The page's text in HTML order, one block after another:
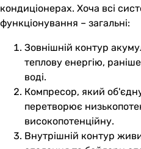
кондиціонерах. Хоча всі
функціонування – загальні:
Зовнішній контур
теплову енергію,
воді.
Компресор, який
перетворює
високопотенційну.
Внутрішній контур